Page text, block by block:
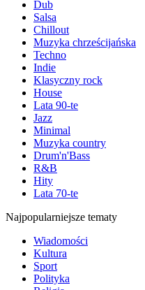
Dub
Salsa
Chillout
Muzyka chrześcijańska
Techno
Indie
Klasyczny rock
House
Lata 90-te
Jazz
Minimal
Muzyka country
Drum'n'Bass
R&B
Hity
Lata 70-te
Najpopularniejsze tematy
Wiadomości
Kultura
Sport
Polityka